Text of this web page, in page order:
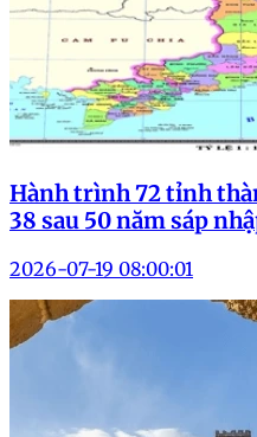
Hành trình 72 tỉnh
38 sau 50 năm sáp
2026-07-19 08:00:01